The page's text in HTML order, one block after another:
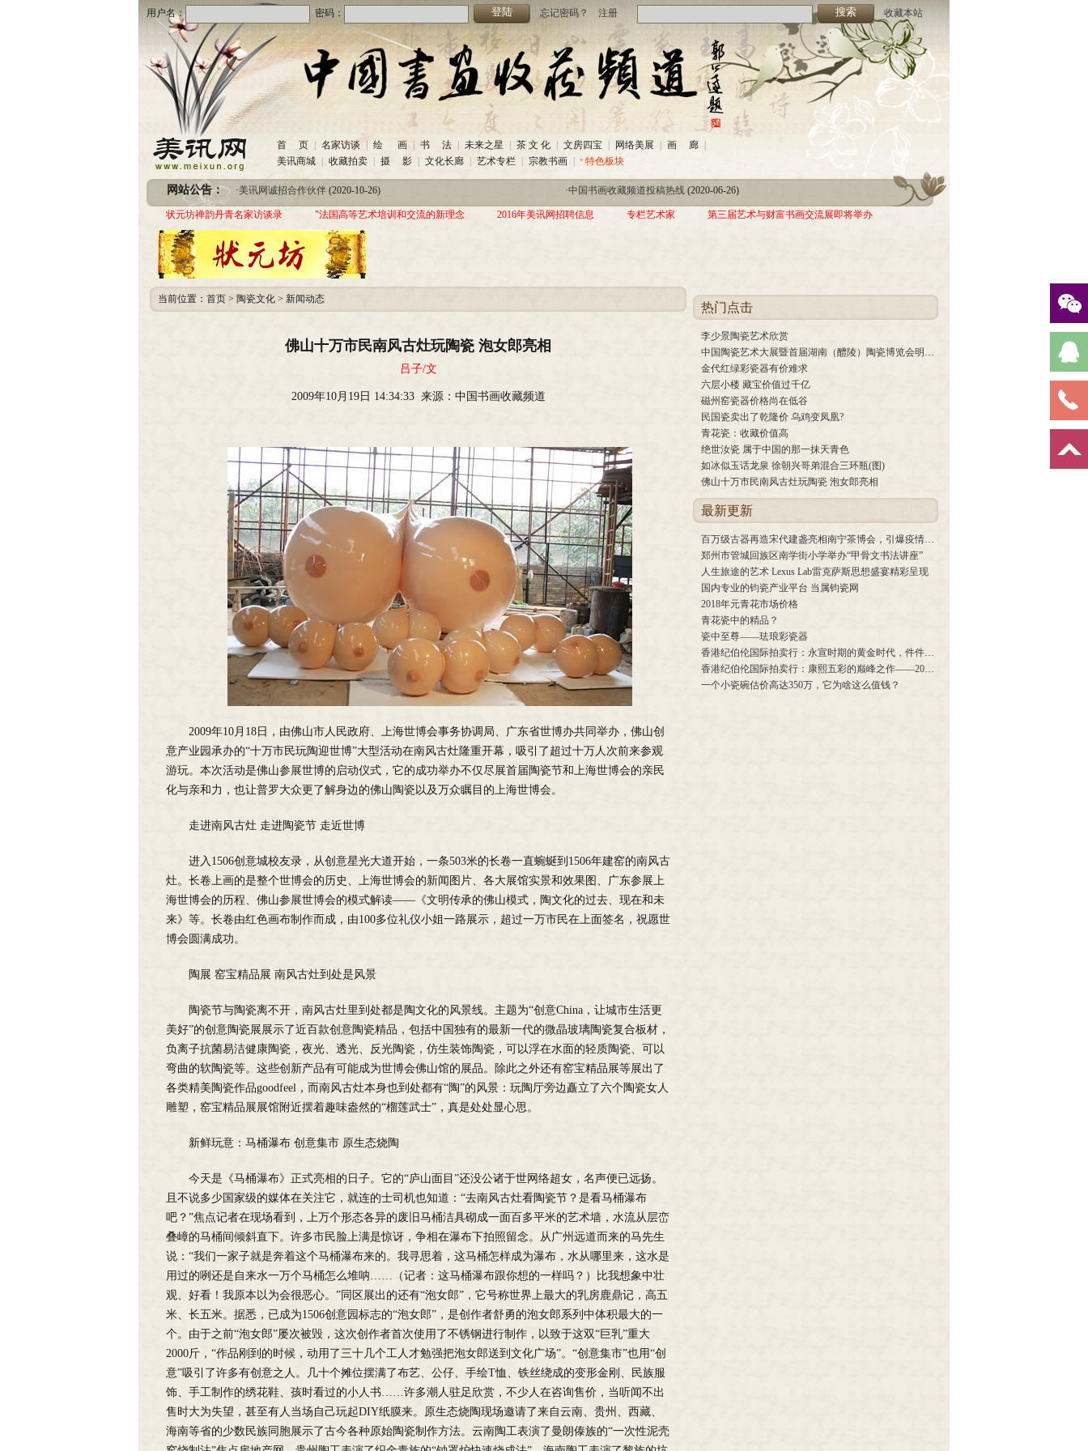
用户名： 密码： 忘记密码？ 注册 收藏本站
首 页 名家访谈 绘 画 书 法 未来之星 茶 文 化 文房四宝 网络美展 画 廊
美讯商城
收藏拍卖 摄 影 文化长廊 艺术专栏 宗教书画 特色板块
网站公告：
·美讯网诚招合作伙伴(2020-10-26) ·中国书画收藏频道投稿热线
(2020-06-26)
· 中国书画收藏频道服务咨询热线 (2020-06-26) · 美讯网2020年招聘信息
圆梦助学 爱心传递—中国当代实力派书画家作品交流展暨三年帮助100位贫困儿童行动北京首站启动仪式
·美讯网诚招合作伙伴 (2020-10-26) ·中国书画收藏频道投稿热线 (2020-06-26)
·中国书画收藏频道服务咨询热线(2020-06-26) ·美讯网2020年招聘信息(2020-06-22)
· 圆梦助学 爱心传递—中国当代实力派书画家作品交流展暨三年帮助100位贫困儿童行动北京首站启动仪式 (2019-08-05)
状元坊禅韵丹青名家访谈录 "法国高等艺术培训和交流的新理念 2016年美讯网招聘信息 专栏艺术家 第三届艺术与财富书画交流展即将举办
当前位置： 首页 > 陶瓷文化 > 新闻动态
佛山十万市民南风古灶玩陶瓷 泡女郎亮相
吕子/文
2009年10月19日 14:34:33 来源：中国书画收藏频道
2009年10月18日，由佛山市人民政府、上海世博会事务协调局、广东省世博办共同举办，佛山创
意产业园承办的“十万市民玩陶迎世博”大型活动在南风古灶隆重开幕，吸引了超过十万人次前来参观
游玩。本次活动是佛山参展世博的启动仪式，它的成功举办不仅尽展首届陶瓷节和上海世博会的亲民
化与亲和力，也让普罗大众更了解身边的佛山陶瓷以及万众瞩目的上海世博会。
走进南风古灶 走进陶瓷节 走近世博
进入1506创意城校友录，从创意星光大道开始，一条503米的长卷一直蜿蜒到1506年建窑的南风古
灶。长卷上画的是整个世博会的历史、上海世博会的新闻图片、各大展馆实景和效果图、广东参展上
海世博会的历程、佛山参展世博会的模式解读——《文明传承的佛山模式，陶文化的过去、现在和未
来》等。长卷由红色画布制作而成，由100多位礼仪小姐一路展示，超过一万市民在上面签名，祝愿世
博会圆满成功。
陶展 窑宝精品展 南风古灶到处是风景
陶瓷节与陶瓷离不开，南风古灶里到处都是陶文化的风景线。主题为“创意China，让城市生活更
美好”的创意陶瓷展展示了近百款创意陶瓷精品，包括中国独有的最新一代的微晶玻璃陶瓷复合板材，
负离子抗菌易洁健康陶瓷，夜光、透光、反光陶瓷，仿生装饰陶瓷，可以浮在水面的轻质陶瓷、可以
弯曲的软陶瓷等。这些创新产品有可能成为世博会佛山馆的展品。除此之外还有窑宝精品展等展出了
各类精美陶瓷作品goodfeel，而南风古灶本身也到处都有“陶”的风景：玩陶厅旁边矗立了六个陶瓷女人
雕塑，窑宝精品展展馆附近摆着趣味盎然的“榴莲武士”，真是处处显心思。
新鲜玩意：马桶瀑布 创意集市 原生态烧陶
今天是《马桶瀑布》正式亮相的日子。它的“庐山面目”还没公诸于世网络超女，名声便已远扬。
且不说多少国家级的媒体在关注它，就连的士司机也知道：“去南风古灶看陶瓷节？是看马桶瀑布
吧？”焦点记者在现场看到，上万个形态各异的废旧马桶洁具砌成一面百多平米的艺术墙，水流从层峦
叠嶂的马桶间倾斜直下。许多市民脸上满是惊讶，争相在瀑布下拍照留念。从广州远道而来的马先生
说：“我们一家子就是奔着这个马桶瀑布来的。我寻思着，这马桶怎样成为瀑布，水从哪里来，这水是
用过的咧还是自来水一万个马桶怎么堆呐……（记者：这马桶瀑布跟你想的一样吗？）比我想象中壮
观、好看！我原本以为会很恶心。”同区展出的还有“泡女郎”，它号称世界上最大的乳房鹿鼎记，高五
米、长五米。据悉，已成为1506创意园标志的“泡女郎”，是创作者舒勇的泡女郎系列中体积最大的一
个。由于之前“泡女郎”屡次被毁，这次创作者首次使用了不锈钢进行制作，以致于这双“巨乳”重大
2000斤，“作品刚到的时候，动用了三十几个工人才勉强把泡女郎送到文化广场”。“创意集市”也用“创
意”吸引了许多有创意之人。几十个摊位摆满了布艺、公仔、手绘T恤、铁丝绕成的变形金刚、民族服
饰、手工制作的绣花鞋、孩时看过的小人书……许多潮人驻足欣赏，不少人在咨询售价，当听闻不出
售时大为失望，甚至有人当场自己玩起DIY纸膜来。原生态烧陶现场邀请了来自云南、贵州、西藏、
海南等省的少数民族同胞展示了古今各种原始陶瓷制作方法。云南陶工表演了曼朗傣族的“一次性泥壳
热门点击
李少景陶瓷艺术欣赏
中国陶瓷艺术大展暨首届湖南（醴陵）陶瓷博览会明年1月举行
金代红绿彩瓷器有价难求
六层小楼 藏宝价值过千亿
磁州窑瓷器价格尚在低谷
民国瓷卖出了乾隆价 乌鸡变凤凰?
青花瓷：收藏价值高
绝世汝瓷 属于中国的那一抹天青色
如冰似玉话龙泉 徐朝兴哥弟混合三环瓶(图)
佛山十万市民南风古灶玩陶瓷 泡女郎亮相
最新更新
百万级古器再造宋代建盏亮相南宁茶博会，引爆疫情年高端茶器市场
郑州市管城回族区南学街小学举办“甲骨文书法讲座”
人生旅途的艺术 Lexus Lab雷克萨斯思想盛宴精彩呈现
国内专业的钧瓷产业平台 当属钧瓷网
2018年元青花市场价格
青花瓷中的精品？
瓷中至尊——珐琅彩瓷器
香港纪伯伦国际拍卖行：永宣时期的黄金时代，件件价值连城！
香港纪伯伦国际拍卖行：康熙五彩的巅峰之作——2018秋拍拍品赏析
一个小瓷碗估价高达350万，它为啥这么值钱？